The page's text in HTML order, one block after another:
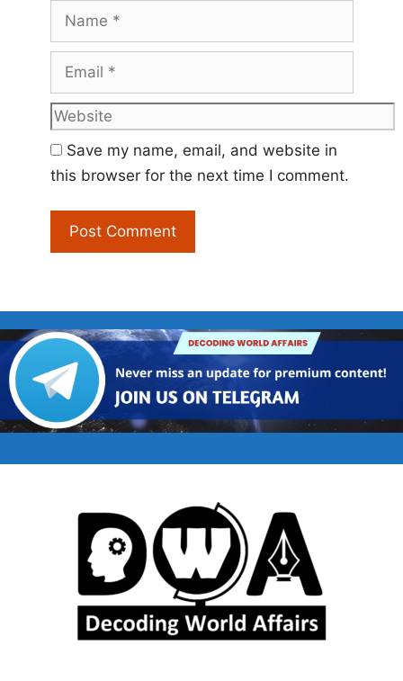
Name
Email
Website
Save my name, email, and website in
this browser for the next time I comment.